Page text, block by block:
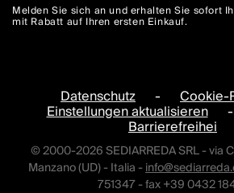
Melden Sie sich an und erhalten Sie sofort
mit Rabatt auf Ihren ersten Einkauf.
Datenschutz - Cookie-
Einstellungen aktualisieren -
Barrierefreihei
© 2000-2026 SEDIARREDA SRL - via
Manzano (UD) - Italia -
751347 - fax +39 0432